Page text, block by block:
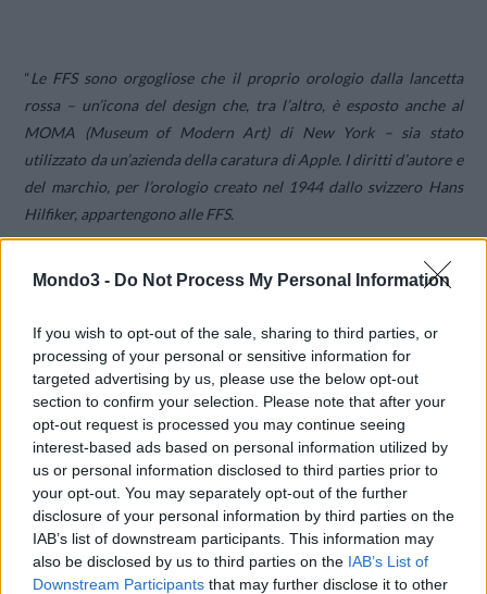
Mondo3 - Do Not Process My Personal Information
If you wish to opt-out of the sale, sharing to third parties, or
processing of your personal or sensitive information for
targeted advertising by us, please use the below opt-out
section to confirm your selection. Please note that after your
opt-out request is processed you may continue seeing
interest-based ads based on personal information utilized by
us or personal information disclosed to third parties prior to
your opt-out. You may separately opt-out of the further
disclosure of your personal information by third parties on the
IAB’s list of downstream participants. This information may
also be disclosed by us to third parties on the IAB’s List of
Downstream Participants that may further disclose it to other
“Le FFS sono orgogliose che il proprio orologio dalla lancetta
rossa – un’icona del design che, tra l’altro, è esposto anche al
MOMA (Museum of Modern Art) di New York – sia stato
utilizzato da un’azienda della caratura di Apple. I diritti d’autore e
del marchio, per l’orologio creato nel 1944 dallo svizzero Hans
Hilfiker, appartengono alle FFS.
Attualmente le FFS ed Apple sono in contatto per regolare tra
La soluzione consensuale pare quindi andare in direzione
opposta alle possibili denunce che erano apparse sul web.
CONDIVIDI QUESTO ARTICOLO:
E-mail LinkedIn Facebook
X Mastodon Telegram
WhatsApp Stampa Altro